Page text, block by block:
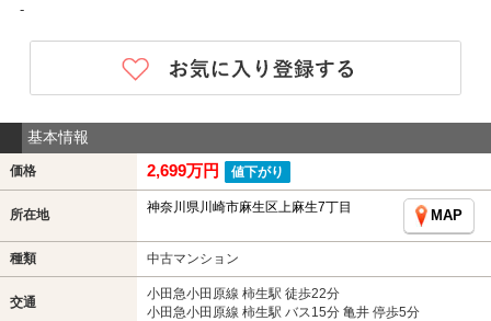
-
基本情報
価格 2,699万円 値下がり
所在地 神奈川県川崎市麻生区上麻生7丁目
MAP
種類 中古マンション
交通
小田急小田原線 柿生駅 徒歩22分
小田急小田原線 柿生駅 バス15分 亀井 停歩5分